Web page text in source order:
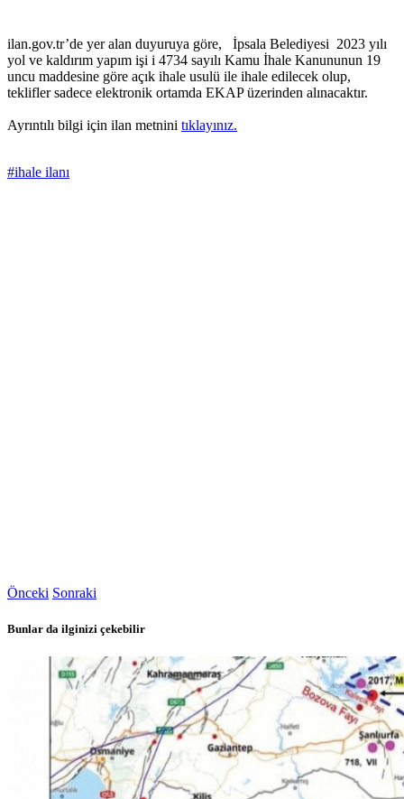
ilan.gov.tr’de yer alan duyuruya göre, İpsala Belediyesi 2023 yılı
yol ve kaldırım yapım işi i 4734 sayılı Kamu İhale Kanununun 19
uncu maddesine göre açık ihale usulü ile ihale edilecek olup,
teklifler sadece elektronik ortamda EKAP üzerinden alınacaktır.
Ayrıntılı bilgi için ilan metnini tıklayınız.
#ihale ilanı
Önceki Sonraki
Bunlar da ilginizi çekebilir